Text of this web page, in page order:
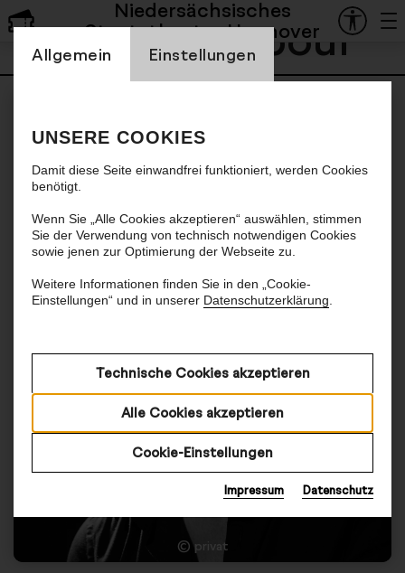
Einstellung Cookienbanner
Allgemein
Einstellungen
UNSERE COOKIES
Damit diese Seite einwandfrei funktioniert, werden Cookies
benötigt.
Wenn Sie „Alle Cookies akzeptieren“ auswählen, stimmen
Sie der Verwendung von technisch notwendigen Cookies
sowie jenen zur Optimierung der Webseite zu.
Weitere Informationen finden Sie in den „Cookie-
Einstellungen“ und in unserer Datenschutzerklärung
Technische Cookies akzeptieren
Alle Cookies akzeptieren
Cookie-Einstellungen
Impressum Datenschutz
Niedersächsisches
Staatstheater Hannover
Fabrice Kebour
© privat